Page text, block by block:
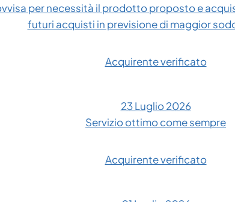
per necessità il prodotto proposto e
futuri acquisti in previsione di maggior
Acquirente verificato
23 Luglio 2026
Servizio ottimo come sempre
Acquirente verificato